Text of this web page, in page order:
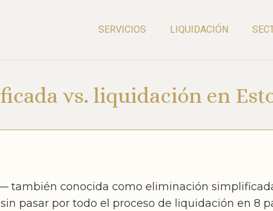
SERVICIOS LIQUIDACIÓN
vs. liquidación en
también conocida como eliminación
pasar por todo el proceso de liquidación en 8